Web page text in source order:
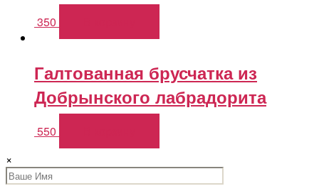
350
Галтованная брусчатка из
Добрынского лабрадорита
550
×